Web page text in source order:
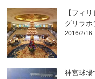
【フィ
グリラ
2016/2/16
神宮球場